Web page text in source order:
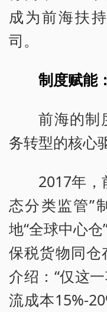
成为前海扶
司。
制度赋能
前海的制
务转型的核心
2017年，
态分类监管”
地“全球中心
保税货物同仓
介绍：“仅这
流成本15%-